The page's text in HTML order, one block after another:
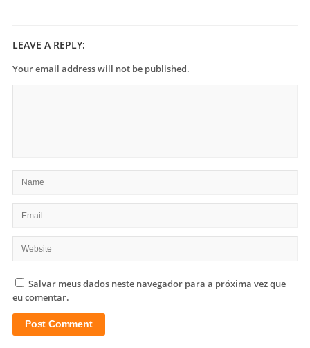
LEAVE A REPLY:
Your email address will not be published.
Salvar meus dados neste navegador para a próxima vez que
eu comentar.